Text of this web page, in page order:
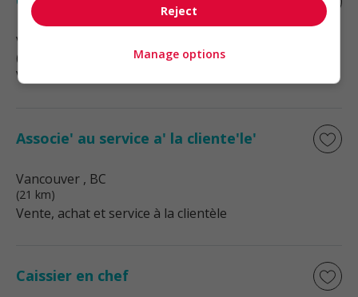
Vancouver
(21 km)
Vente, achat et service à la clientèle
Associe' au service a' la cliente'le'
Vancouver , BC
(21 km)
Vente, achat et service à la clientèle
Caissier en chef
Reject
Manage options